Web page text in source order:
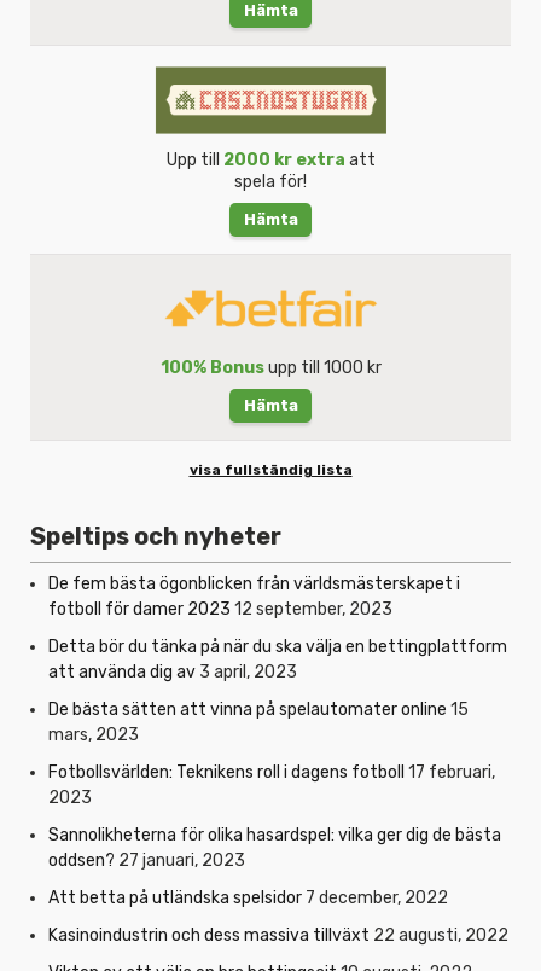
Hämta
Upp till 2000 kr extra att
spela för!
Hämta
100% Bonusupp till 1000 kr
Hämta
visa fullständig lista
Speltips och nyheter
De fem bästa ögonblicken från världsmästerskapet i
fotboll för damer 2023 12 september, 2023
Detta bör du tänka på när du ska välja en bettingplattform
att använda dig av 3 april, 2023
De bästa sätten att vinna på spelautomater online 15
mars, 2023
Fotbollsvärlden: Teknikens roll i dagens fotboll 17 februari,
2023
Sannolikheterna för olika hasardspel: vilka ger dig de bästa
oddsen? 27 januari, 2023
Att betta på utländska spelsidor 7 december, 2022
Kasinoindustrin och dess massiva tillväxt 22 augusti, 2022